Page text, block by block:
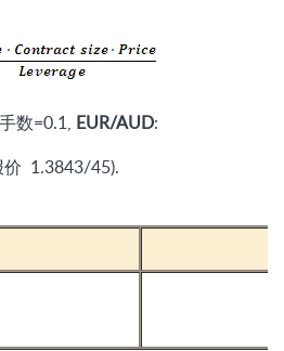
数=0.1, EUR/AUD:
价 1.3843/45).